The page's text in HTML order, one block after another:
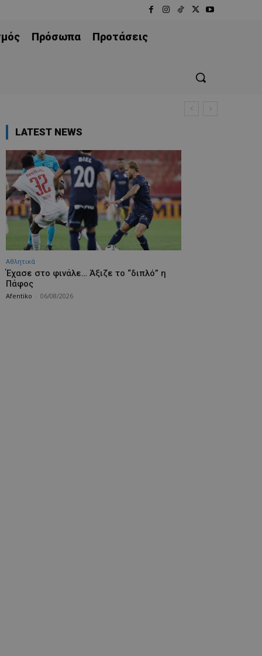
Πρόσωπα
Προτάσεις
LATEST NEWS
Αθλητικά
Έχασε στο φινάλε… Άξιζε το “διπλό” η
Πάφος
Afentiko 06/08/2026